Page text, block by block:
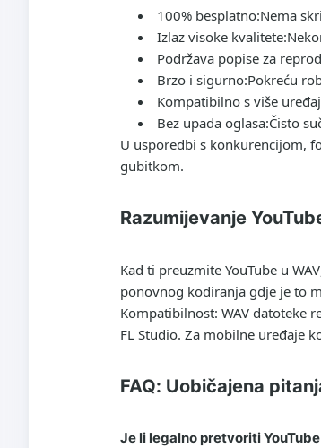
100% besplatno:Nema
Izlaz visoke kvalitete:
Podržava popise za
Brzo i sigurno:Pokreću
Kompatibilno s više
Bez upada oglasa:Čisto
U usporedbi s konkurencijom,
gubitkom.
Razumijevanje
Kad ti preuzmite YouTube u WAV
ponovnog kodiranja gdje je to
Kompatibilnost: WAV datoteke
FL Studio. Za mobilne uređaje
FAQ: Uobičajena
Je li legalno pretvoriti YouTube